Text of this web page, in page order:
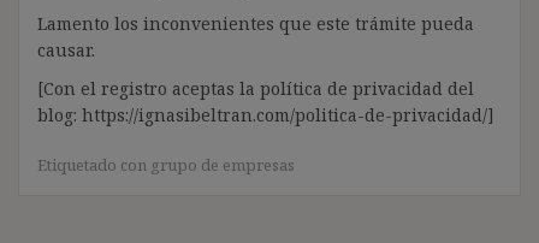
Lamento los inconvenientes que este trámite pueda
causar.
[Con el registro aceptas la política de privacidad del
blog: https://ignasibeltran.com/politica-de-privacidad/]
Etiquetado con grupo de empresas